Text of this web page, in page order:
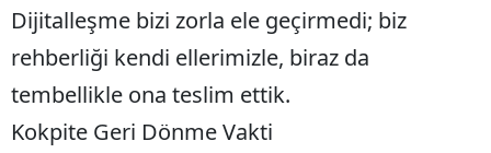
Sakarya
Samsun
Dijitalleşme bizi zorla ele geçirmedi; biz
rehberliği kendi ellerimizle, biraz da
tembellikle ona teslim ettik.
Kokpite Geri Dönme Vakti